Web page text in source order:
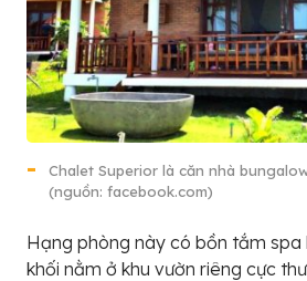
Chalet Superior là căn nhà
(nguồn: facebook.com)
Hạng phòng này có bồn tắm spa
khối nằm ở khu vườn riêng cực